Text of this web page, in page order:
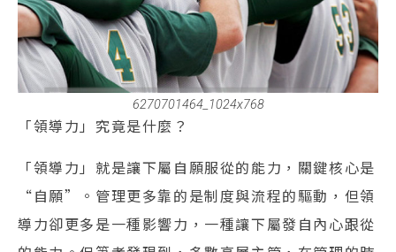
6270701464_1024x768
「領導力」究竟是什麼？
「領導力」就是讓下屬自願服從的能力，關鍵核心是
“自願”。管理更多靠的是制度與流程的驅動，但領
導力卻更多是一種影響力，一種讓下屬發自內心跟從